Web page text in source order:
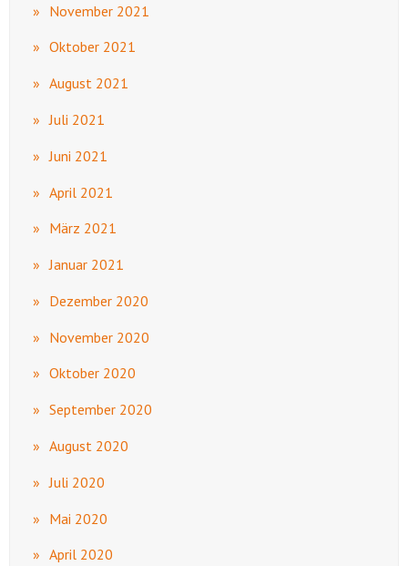
November 2021
Oktober 2021
August 2021
Juli 2021
Juni 2021
April 2021
März 2021
Januar 2021
Dezember 2020
November 2020
Oktober 2020
September 2020
August 2020
Juli 2020
Mai 2020
April 2020